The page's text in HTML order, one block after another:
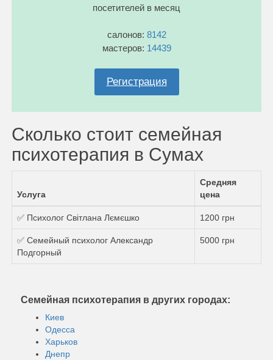
посетителей в месяц
салонов: 8142
мастеров: 14439
Регистрация
Сколько стоит семейная
психотерапия в Сумах
Услуга
Средняя
цена
✅ Психолог Світлана Лємєшко 1200 грн
✅ Семейный психолог Александр
Подгорный
5000 грн
Семейная психотерапия в других городах:
Киев
Одесса
Харьков
Днепр